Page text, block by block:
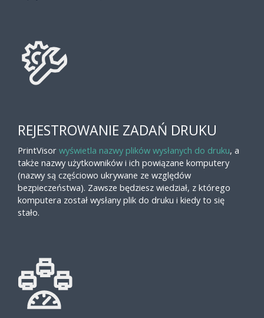
REJESTROWANIE ZADAŃ DRUKU
PrintVisor wyświetla nazwy plików wysłanych do druku, a
także nazwy użytkowników i ich powiązane komputery
(nazwy są częściowo ukrywane ze względów
bezpieczeństwa). Zawsze będziesz wiedział, z którego
komputera został wysłany plik do druku i kiedy to się
stało.